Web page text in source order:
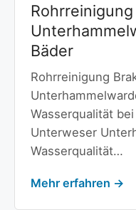
Bäder
Rohrreinigung
Wasserqualität
Unterweser
Wasserqualität…
Mehr erfahren →